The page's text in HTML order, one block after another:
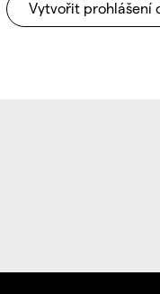
Vytvořit prohlášení